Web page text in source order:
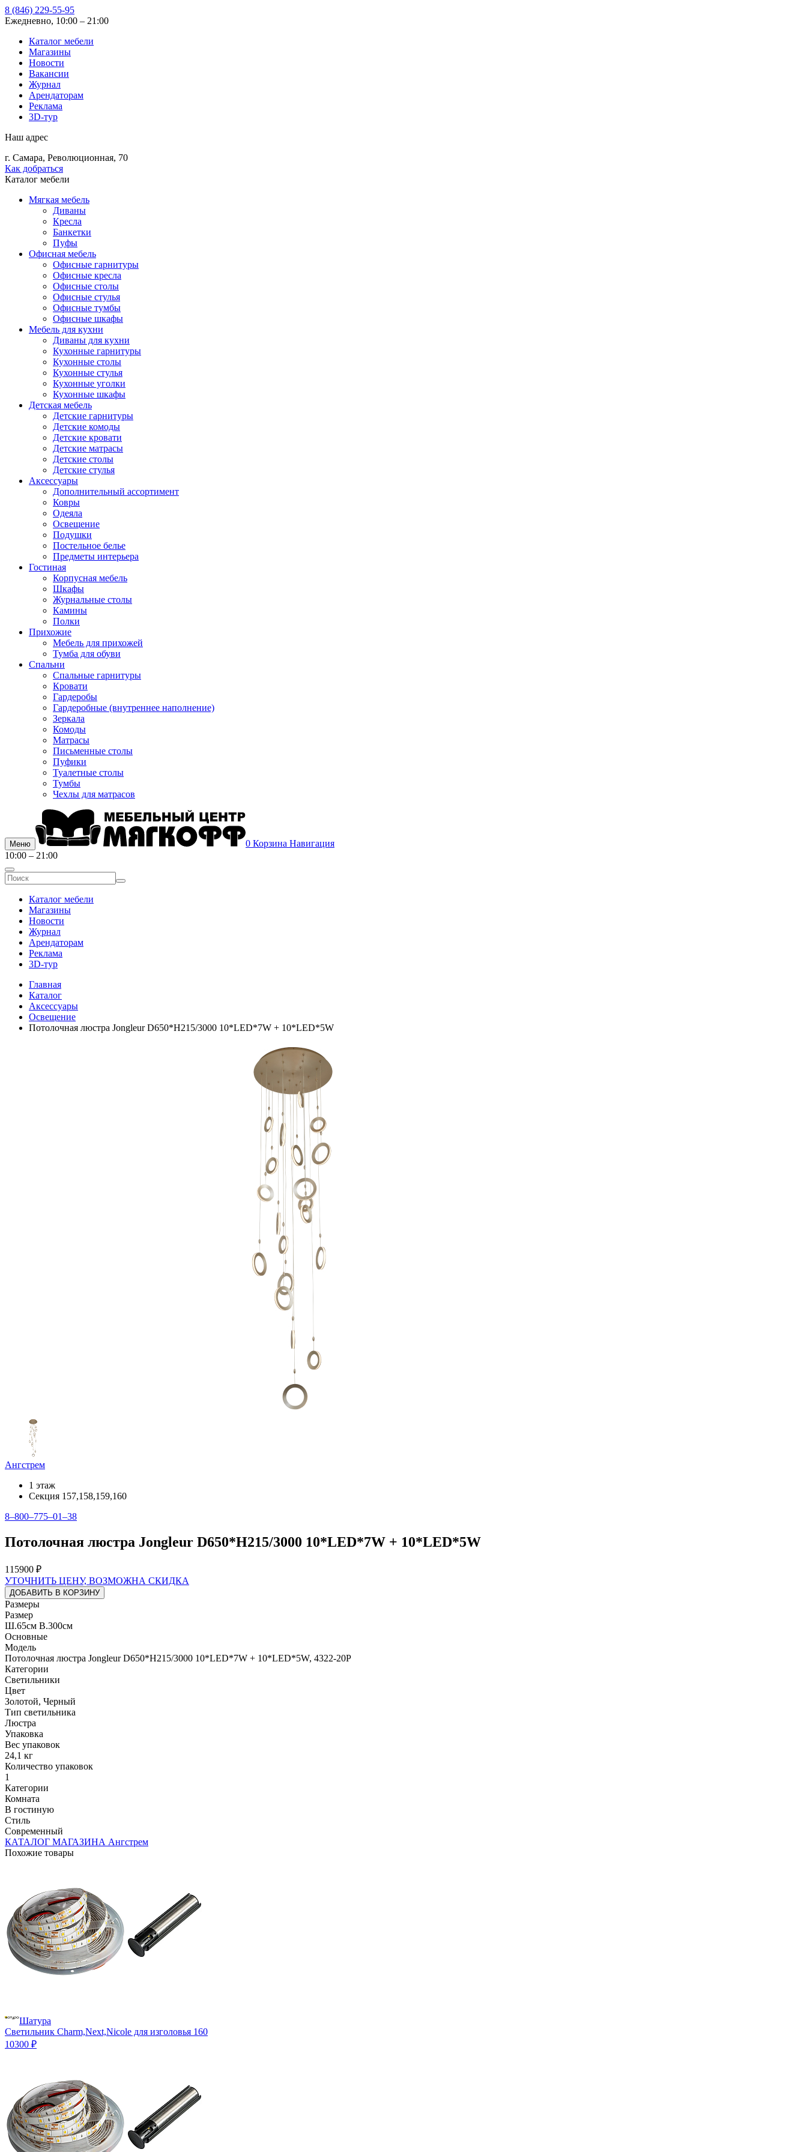
8 (846) 229-55-95
Ежедневно, 10:00 – 21:00
Каталог мебели
Магазины
Новости
Вакансии
Журнал
Арендаторам
Реклама
3D-тур
Наш адрес
г. Самара, Революционная, 70
Как добраться
Каталог мебели
Мягкая мебель
Диваны
Кресла
Банкетки
Пуфы
Офисная мебель
Офисные гарнитуры
Офисные кресла
Офисные столы
Офисные стулья
Офисные тумбы
Офисные шкафы
Мебель для кухни
Диваны для кухни
Кухонные гарнитуры
Кухонные столы
Кухонные стулья
Кухонные уголки
Кухонные шкафы
Детская мебель
Детские гарнитуры
Детские комоды
Детские кровати
Детские матрасы
Детские столы
Детские стулья
Аксессуары
Дополнительный ассортимент
Ковры
Одеяла
Освещение
Подушки
Постельное белье
Предметы интерьера
Гостиная
Корпусная мебель
Шкафы
Журнальные столы
Камины
Полки
Прихожие
Мебель для прихожей
Тумба для обуви
Спальни
Спальные гарнитуры
Кровати
Гардеробы
Гардеробные (внутреннее наполнение)
Зеркала
Комоды
Матрасы
Письменные столы
Пуфики
Туалетные столы
Тумбы
Чехлы для матрасов
Меню 0 Корзина Навигация
10:00 – 21:00
Каталог мебели
Магазины
Новости
Журнал
Арендаторам
Реклама
3D-тур
Главная
Каталог
Аксессуары
Освещение
Потолочная люстра Jongleur D650*H215/3000 10*LED*7W + 10*LED*5W
Ангстрем
1 этаж
Секция 157,158,159,160
8‒800‒775‒01‒38
Потолочная люстра Jongleur D650*H215/3000 10*LED*7W + 10*LED*5W
115900 ₽
УТОЧНИТЬ ЦЕНУ, ВОЗМОЖНА СКИДКА
ДОБАВИТЬ В КОРЗИНУ
Размеры
Размер
Ш.65см В.300см
Основные
Модель
Потолочная люстра Jongleur D650*H215/3000 10*LED*7W + 10*LED*5W, 4322-20P
Категории
Светильники
Цвет
Золотой, Черный
Тип светильника
Люстра
Упаковка
Вес упаковок
24,1 кг
Количество упаковок
1
Категории
Комната
В гостиную
Стиль
Современный
КАТАЛОГ МАГАЗИНА Ангстрем
Похожие товары
Шатура
Светильник Charm,Next,Nicole для изголовья 160
10300 ₽